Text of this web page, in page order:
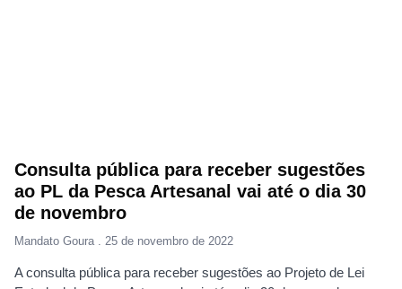
Consulta pública para receber sugestões
ao PL da Pesca Artesanal vai até o dia 30
de novembro
Mandato Goura 25 de novembro de 2022
A consulta pública para receber sugestões ao Projeto de Lei